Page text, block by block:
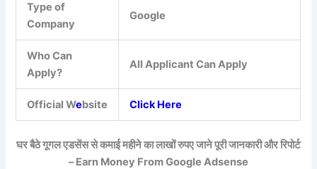
Type of
Company
Google
Who Can
Apply?
All Applicant Can Apply
Official Website Click Here
घर बैठे गूगल एडसेंस से कमाई महीने का लाखों रुपए जाने पूरी जानकारी और रिपोर्ट
– Earn Money From Google Adsense